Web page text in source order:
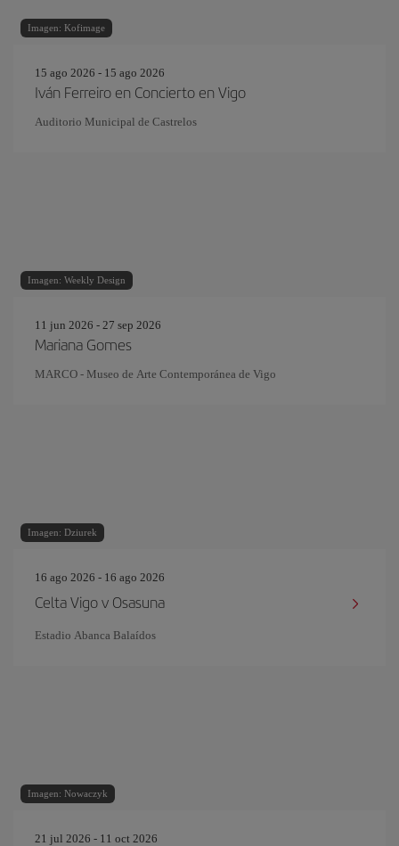
Imagen: Kofimage
15 ago 2026 - 15 ago 2026
Iván Ferreiro en Concierto en Vigo
Auditorio Municipal de Castrelos
Imagen: Weekly Design
11 jun 2026 - 27 sep 2026
Mariana Gomes
MARCO - Museo de Arte Contemporánea de Vigo
Imagen: Dziurek
16 ago 2026 - 16 ago 2026
Celta Vigo v Osasuna
Estadio Abanca Balaídos
Imagen: Nowaczyk
21 jul 2026 - 11 oct 2026